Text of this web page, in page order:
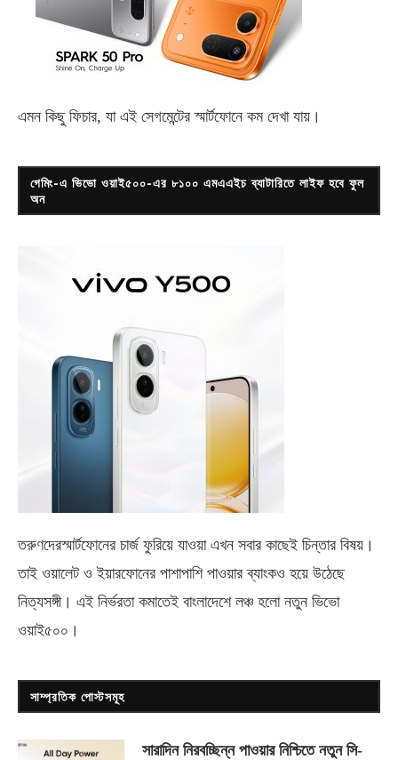
এমন কিছু ফিচার, যা এই সেগমেন্টের স্মার্টফোনে কম দেখা যায়।
গেমিং-এ ভিভো ওয়াই৫০০-এর ৮১০০ এমএএইচ ব্যাটারিতে লাইফ হবে ফুল
অন
তরুণদেরস্মার্টফোনের চার্জ ফুরিয়ে যাওয়া এখন সবার কাছেই চিন্তার বিষয়।
তাই ওয়ালেট ও ইয়ারফোনের পাশাপাশি পাওয়ার ব্যাংকও হয়ে উঠেছে
নিত্যসঙ্গী। এই নির্ভরতা কমাতেই বাংলাদেশে লঞ্চ হলো নতুন ভিভো
ওয়াই৫০০ ।
সাম্প্রতিক পোস্টসমূহ
সারাদিন নিরবচ্ছিন্ন পাওয়ার নিশ্চিতে নতুন সি-